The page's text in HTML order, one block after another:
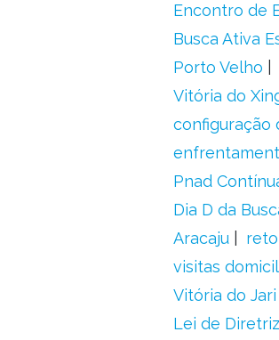
Encontro de
Busca Ativa
Porto Velho
Vitória do
configuração
Pnad
Dia D da
Aracaju
visitas
Vitória do Jari
Lei de